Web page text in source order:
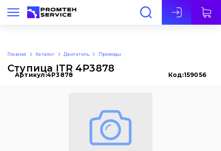
Рус
Главная Каталог Двигатель Приводы
Ступица ITR 4P3878
Артикул:4P3878 Код:159056